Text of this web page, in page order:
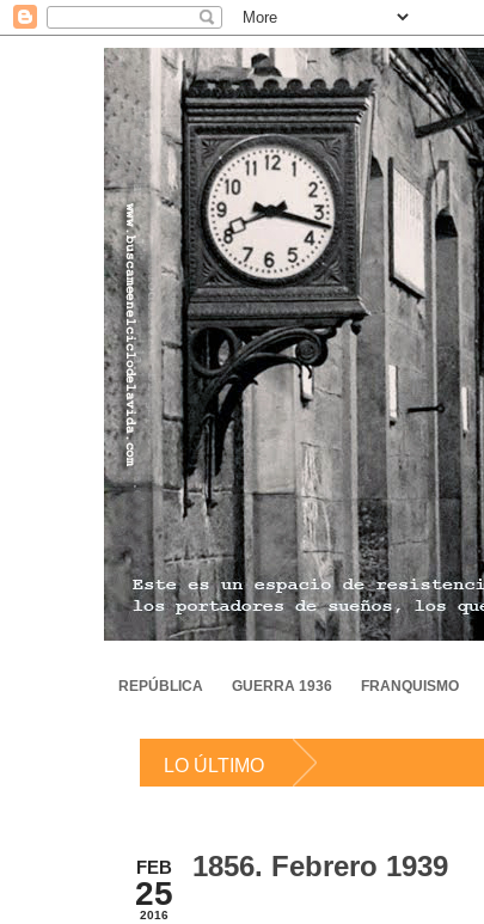
REPÚBLICA GUERRA 1936 FRANQUISMO
LO ÚLTIMO
FEB
25
2016
1856. Febrero 1939